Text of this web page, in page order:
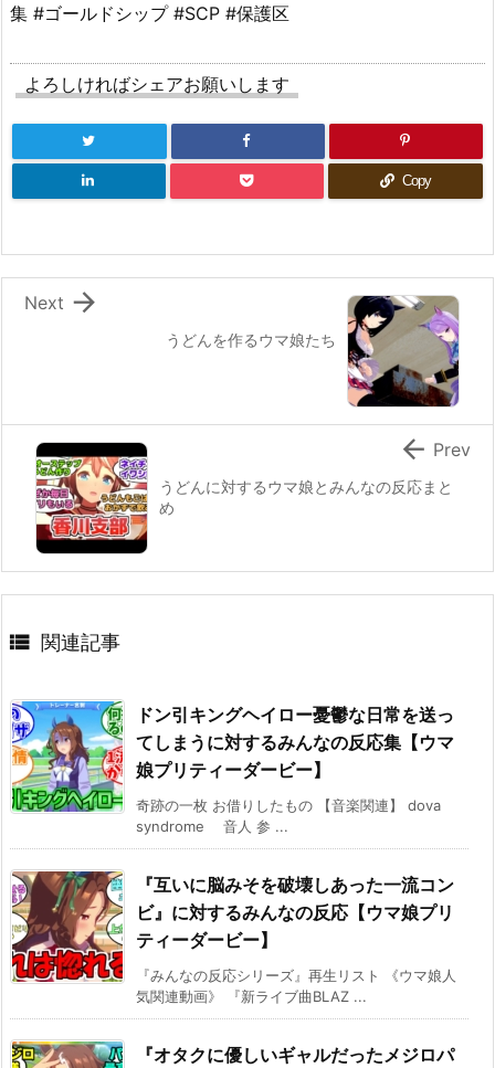
集 #ゴールドシップ #SCP #保護区
よろしければシェアお願いします
Copy
うどんを作るウマ娘たち

Next
うどんに対するウマ娘とみんなの反応まと
め
 Prev
 関連記事
ドン引キングヘイロー憂鬱な日常を送っ
てしまうに対するみんなの反応集【ウマ
娘プリティーダービー】
奇跡の一枚 お借りしたもの 【音楽関連】 dova
syndrome 音人 参 ...
『互いに脳みそを破壊しあった一流コン
ビ』に対するみんなの反応【ウマ娘プリ
ティーダービー】
『みんなの反応シリーズ』再生リスト 《ウマ娘人
気関連動画》 『新ライブ曲BLAZ ...
『オタクに優しいギャルだったメジロパ